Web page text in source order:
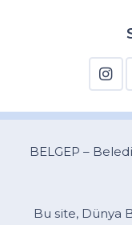
BELGEP –
Bu site, Dünya